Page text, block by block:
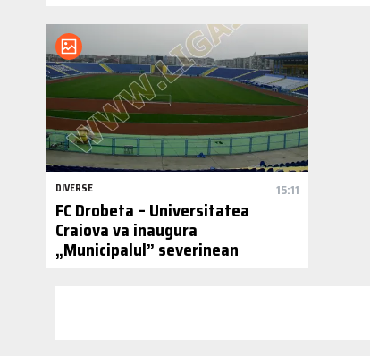
DIVERSE 15:11
FC Drobeta – Universitatea
Craiova va inaugura
„Municipalul” severinean